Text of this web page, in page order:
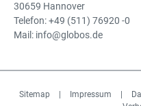
30659 Hannover
Telefon: +49 (511) 76920 -0
Mail: info@globos.de
Sitemap Impressum